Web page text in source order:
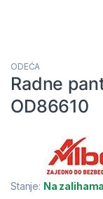
ODEĆA
Radne
OD86610
Stanje: Na zalihama